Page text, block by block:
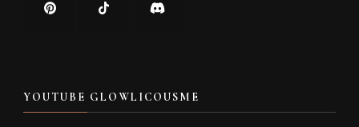
YOUTUBE GLOWLICOUSME